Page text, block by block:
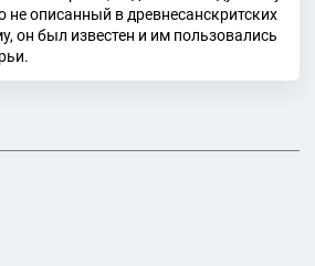
не описанный в древнесанскритских
он был известен и им пользовались